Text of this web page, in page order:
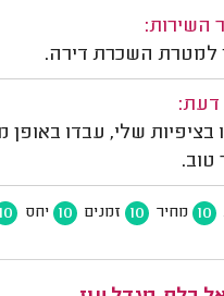
השירות:
למטרת השכרת דירה.
דעת:
בציפיות שלי, עבדו באופן
טוב.
10 מחיר 10 זמנים 10 יחס 10